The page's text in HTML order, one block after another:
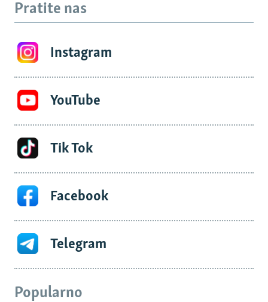
Pratite nas
Instagram
YouTube
Tik Tok
Facebook
Telegram
Popularno